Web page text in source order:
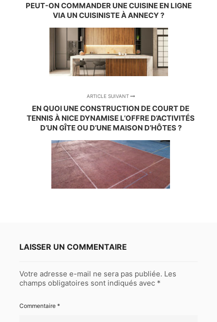
PEUT-ON COMMANDER UNE CUISINE EN LIGNE
VIA UN CUISINISTE À ANNECY ?
ARTICLE SUIVANT
EN QUOI UNE CONSTRUCTION DE COURT DE
TENNIS À NICE DYNAMISE L’OFFRE D’ACTIVITÉS
D’UN GÎTE OU D’UNE MAISON D’HÔTES ?
LAISSER UN COMMENTAIRE
Votre adresse e-mail ne sera pas publiée. Les
champs obligatoires sont indiqués avec *
Commentaire *